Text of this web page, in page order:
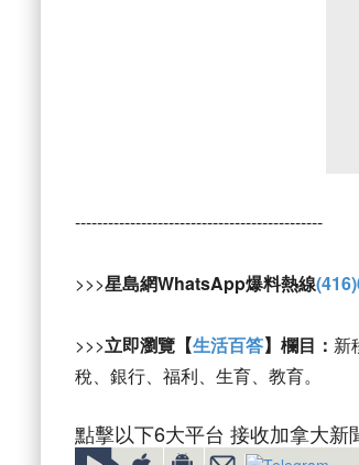
---------------------------------------------
>>>星島網WhatsApp爆料熱線
>>>立即瀏覽【生活百答】欄目： 新
稅、銀行、福利、生育、教育。
點擊以下6大平台 接收加拿大新